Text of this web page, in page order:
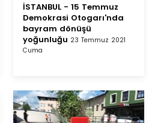
İSTANBUL - 15 Temmuz
Demokrasi Otogarı'nda
bayram dönüşü
yoğunluğu 23 Temmuz 2021
Cuma